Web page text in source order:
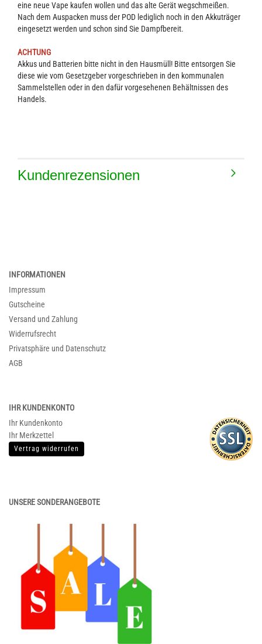
eine neue Vape kaufen wollen und das alte Gerät wegschmeißen.
Nach dem Auspacken muss der POD lediglich noch in den Akkuträger
eingesetzt werden und schon sind Sie Dampfbereit.
ACHTUNG
Akkus und Batterien bitte nicht in den Hausmüll! Bitte entsorgen Sie
diese wie vom Gesetzgeber vorgeschrieben in den kommunalen
Sammelstellen oder in den dafür vorgesehenen Behältnissen des
Handels.
Kundenrezensionen
INFORMATIONEN
Impressum
Gutscheine
Versand und Zahlung
Widerrufsrecht
Privatsphäre und Datenschutz
AGB
IHR KUNDENKONTO
Ihr Kundenkonto
Ihr Merkzettel
Vertrag widerrufen
UNSERE SONDERANGEBOTE